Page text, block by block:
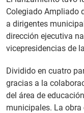
Colegiado Ampliado
a dirigentes
dirección ejecutiva
vicepresidencias de
Dividido en cuatro
gracias a la
del área de
municipales. La